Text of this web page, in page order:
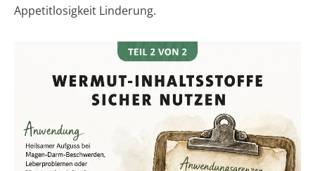
Appetitlosigkeit Linderung.